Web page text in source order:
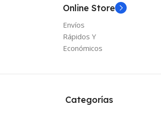
Online Store
Envíos
Rápidos Y
Económicos
Categorías